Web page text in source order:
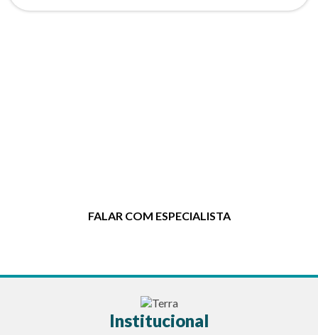
FALAR COM ESPECIALISTA
Institucional